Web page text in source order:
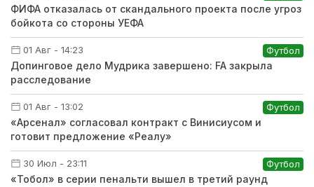
ФИФА отказалась от скандального проекта после угроз
бойкота со стороны УЕФА
01 Авг - 14:23 Футбол
Допинговое дело Мудрика завершено: FA закрыла
расследование
01 Авг - 13:02 Футбол
«Арсенал» согласовал контракт с Винисиусом и
готовит предложение «Реалу»
30 Июл - 23:11 Футбол
«Тобол» в серии пенальти вышел в третий раунд